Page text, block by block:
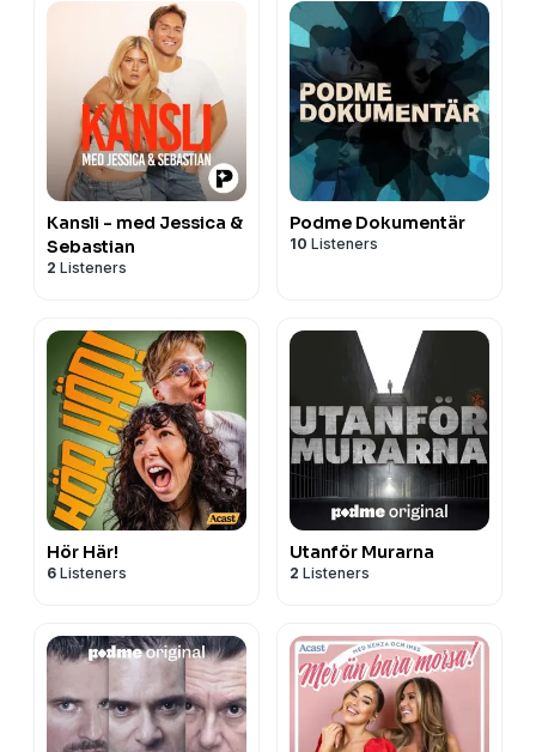
Kansli - med Jessica &
Sebastian
2 Listeners
Podme Dokumentär
10 Listeners
Hör Här!
6 Listeners
Utanför Murarna
2 Listeners